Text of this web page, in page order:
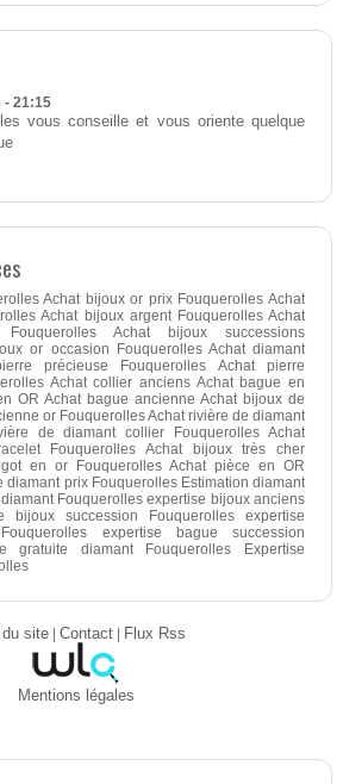
- 21:15
vous conseille et vous oriente quelque
Achat bijoux or prix Fouquerolles Achat
Achat bijoux argent Fouquerolles Achat
Achat bijoux successions
or occasion Fouquerolles Achat diamant
précieuse Fouquerolles Achat pierre
Achat collier anciens Achat bague en
OR Achat bague ancienne Achat bijoux de
or Fouquerolles Achat rivière de diamant
de diamant collier Fouquerolles Achat
Fouquerolles Achat bijoux très cher
en or Fouquerolles Achat pièce en OR
diamant prix Fouquerolles Estimation diamant
Fouquerolles expertise bijoux anciens
bijoux succession Fouquerolles expertise
expertise bague succession
gratuite diamant Fouquerolles Expertise
du site| Contact| Flux Rss
Mentions légales